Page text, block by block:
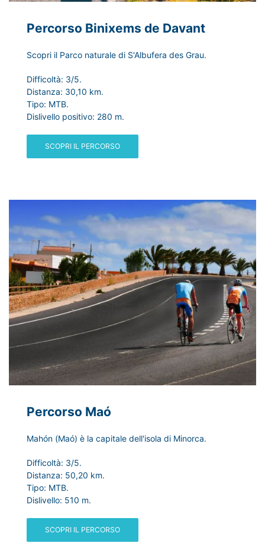
Percorso Binixems de Davant
Scopri il Parco naturale di S'Albufera des Grau.
Difficoltà: 3/5.
Distanza: 30,10 km.
Tipo: MTB.
Dislivello positivo: 280 m.
SCOPRI IL PERCORSO
Percorso Maó
Mahón (Maó) è la capitale dell'isola di Minorca.
Difficoltà: 3/5.
Distanza: 50,20 km.
Tipo: MTB.
Dislivello: 510 m.
SCOPRI IL PERCORSO